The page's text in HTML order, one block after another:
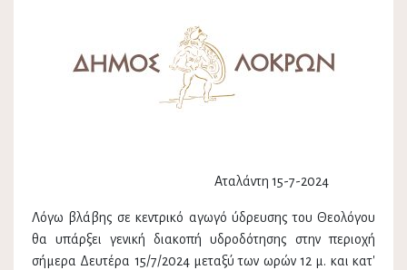
Αταλάντη 15-7-2024
Λόγω βλάβης σε κεντρικό αγωγό ύδρευσης του Θεολόγου
θα υπάρξει γενική διακοπή υδροδότησης στην περιοχή
σήμερα Δευτέρα 15/7/2024 μεταξύ των ωρών 12 μ. και κατ'